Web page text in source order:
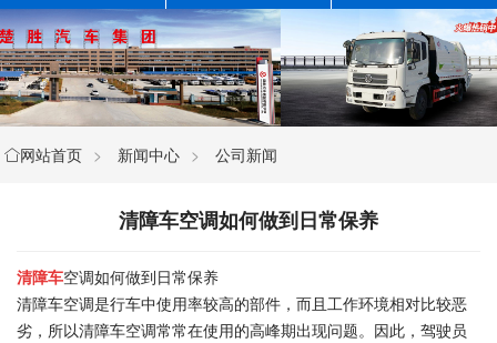
网站首页 > 新闻中心 > 公司新闻
清障车空调如何做到日常保养
清障车空调如何做到日常保养
清障车空调是行车中使用率较高的部件，而且工作环境相对比较恶
劣，所以清障车空调常常在使用的高峰期出现问题。因此，驾驶员